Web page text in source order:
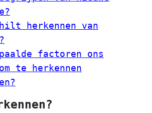
herkennen van
factoren ons
te herkennen